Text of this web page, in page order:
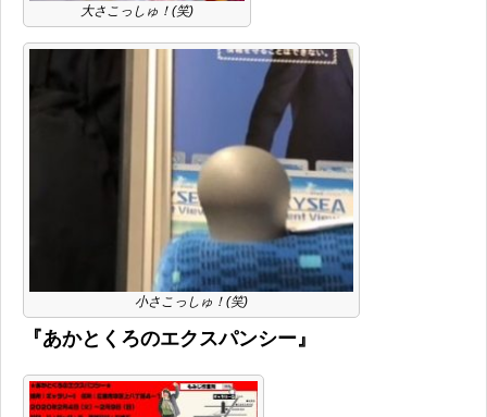
大さこっしゅ！(笑)
小さこっしゅ！(笑)
『あかとくろのエクスパンシー』